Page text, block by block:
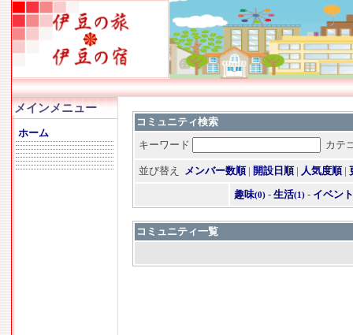
メインメニュー
ホーム
コミュニティ検索
キーワード
カテ
並び替え メンバー数順| 開設日順| 人気度順|
趣味(0) - 生活(1) - イベント
コミュニティ一覧